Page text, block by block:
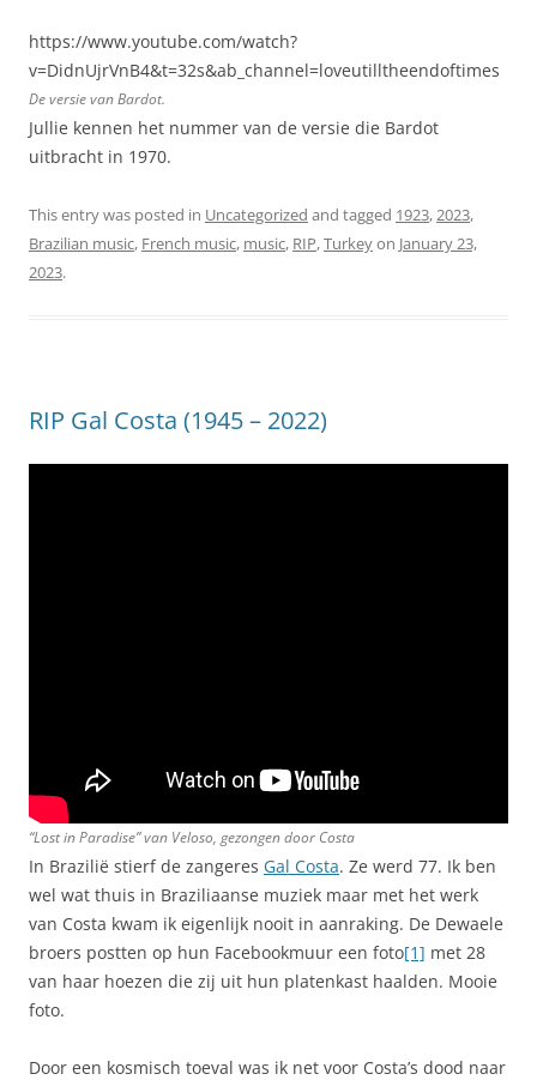
https://www.youtube.com/watch?
v=DidnUjrVnB4&t=32s&ab_channel=loveutilltheendoftimes
De versie van Bardot.
Jullie kennen het nummer van de versie die Bardot
uitbracht in 1970.
This entry was posted in Uncategorized and tagged 1923,2023,
Brazilian music, French music, music, RIP,Turkeyon January 23,
2023.
RIP Gal Costa (1945 – 2022)
“Lost in Paradise” van Veloso, gezongen door Costa
In Brazilië stierf de zangeres Gal Costa. Ze werd 77. Ik ben
wel wat thuis in Braziliaanse muziek maar met het werk
van Costa kwam ik eigenlijk nooit in aanraking. De Dewaele
broers postten op hun Facebookmuur een foto[1] met 28
van haar hoezen die zij uit hun platenkast haalden. Mooie
foto.
Door een kosmisch toeval was ik net voor Costa’s dood naar